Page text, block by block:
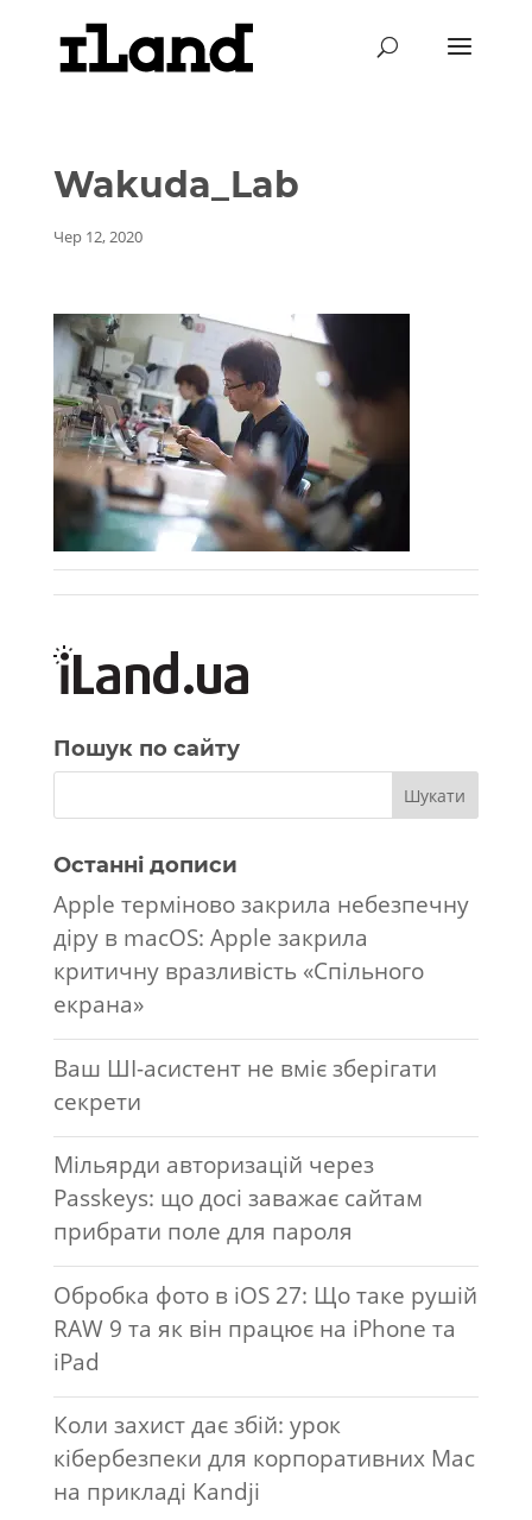
Wakuda_Lab
Чер 12, 2020
Пошук по сайту
Останні дописи
Apple терміново закрила небезпечну
діру в macOS: Apple закрила
критичну вразливість «Спільного
екрана»
Ваш ШІ-асистент не вміє зберігати
секрети
Мільярди авторизацій через
Passkeys: що досі заважає сайтам
прибрати поле для пароля
Обробка фото в iOS 27: Що таке рушій
RAW 9 та як він працює на iPhone та
iPad
Коли захист дає збій: урок
кібербезпеки для корпоративних Mac
на прикладі Kandji